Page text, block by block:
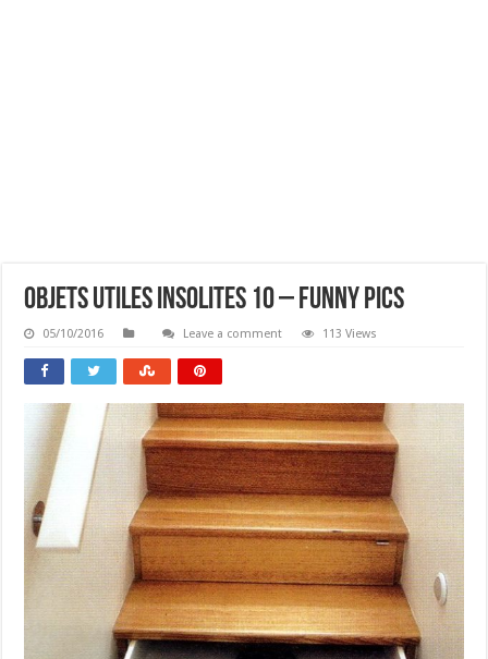
Objets Utiles Insolites 10 – Funny Pics
05/10/2016 Leave a comment 113 Views